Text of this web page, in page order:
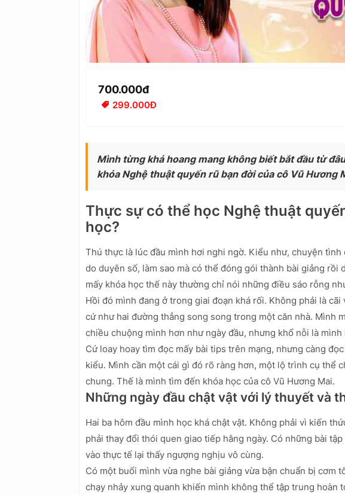
700.000đ
299.000Đ
Mình từng khá hoang mang không biết bắt đầu từ
khóa Nghệ thuật quyến rũ bạn đời của cô Vũ Hương
Thực sự có thể học Nghệ thuật
học?
Thú thực là lúc đầu mình hơi nghi ngờ. Kiểu như, chuyện
do duyên số, làm sao mà có thể đóng gói thành bài giảng rồi
mấy khóa học thế này thường chỉ nói những điều sáo rỗng
Hồi đó mình đang ở trong giai đoạn khá rối. Không phải là
cứ như hai đường thẳng song song trong một căn nhà. Mình
chiều chuộng mình hơn như ngày đầu, nhưng khổ nỗi là
Cứ loay hoay tìm đọc mấy bài tips trên mạng, nhưng càng
kiểu. Mình cần một cái gì đó rõ ràng hơn, một lộ trình cụ thể
chung. Thế là mình tìm đến khóa học của cô Vũ Hương Mai.
Những ngày đầu chật vật với lý thuyết và
Hai ba hôm đầu mình học khá chật vật. Không phải vì kiến
phải thay đổi thói quen giao tiếp hằng ngày. Có những bài
vào thực tế lại thấy ngượng nghịu vô cùng.
Có một buổi mình vừa nghe bài giảng vừa bận chuẩn bị cơm
chạy nhảy xung quanh khiến mình không thể tập trung hoàn